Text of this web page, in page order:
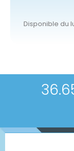
Disponible du